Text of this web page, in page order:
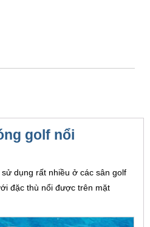
golf nổi
dụng rất nhiều ở các sân golf
đặc thù nổi được trên mặt